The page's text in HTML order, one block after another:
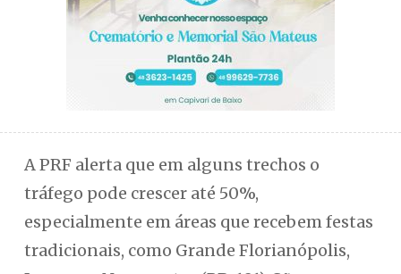
A PRF alerta que em alguns trechos o
tráfego pode crescer até 50%,
especialmente em áreas que recebem festas
tradicionais, como Grande Florianópolis,